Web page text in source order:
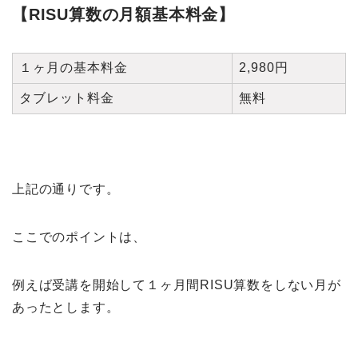
【RISU算数の月額基本料金】
１ヶ月の基本料金 2,980円
タブレット料金 無料
上記の通りです。
ここでのポイントは、
例えば受講を開始して１ヶ月間RISU算数をしない月が
あったとします。